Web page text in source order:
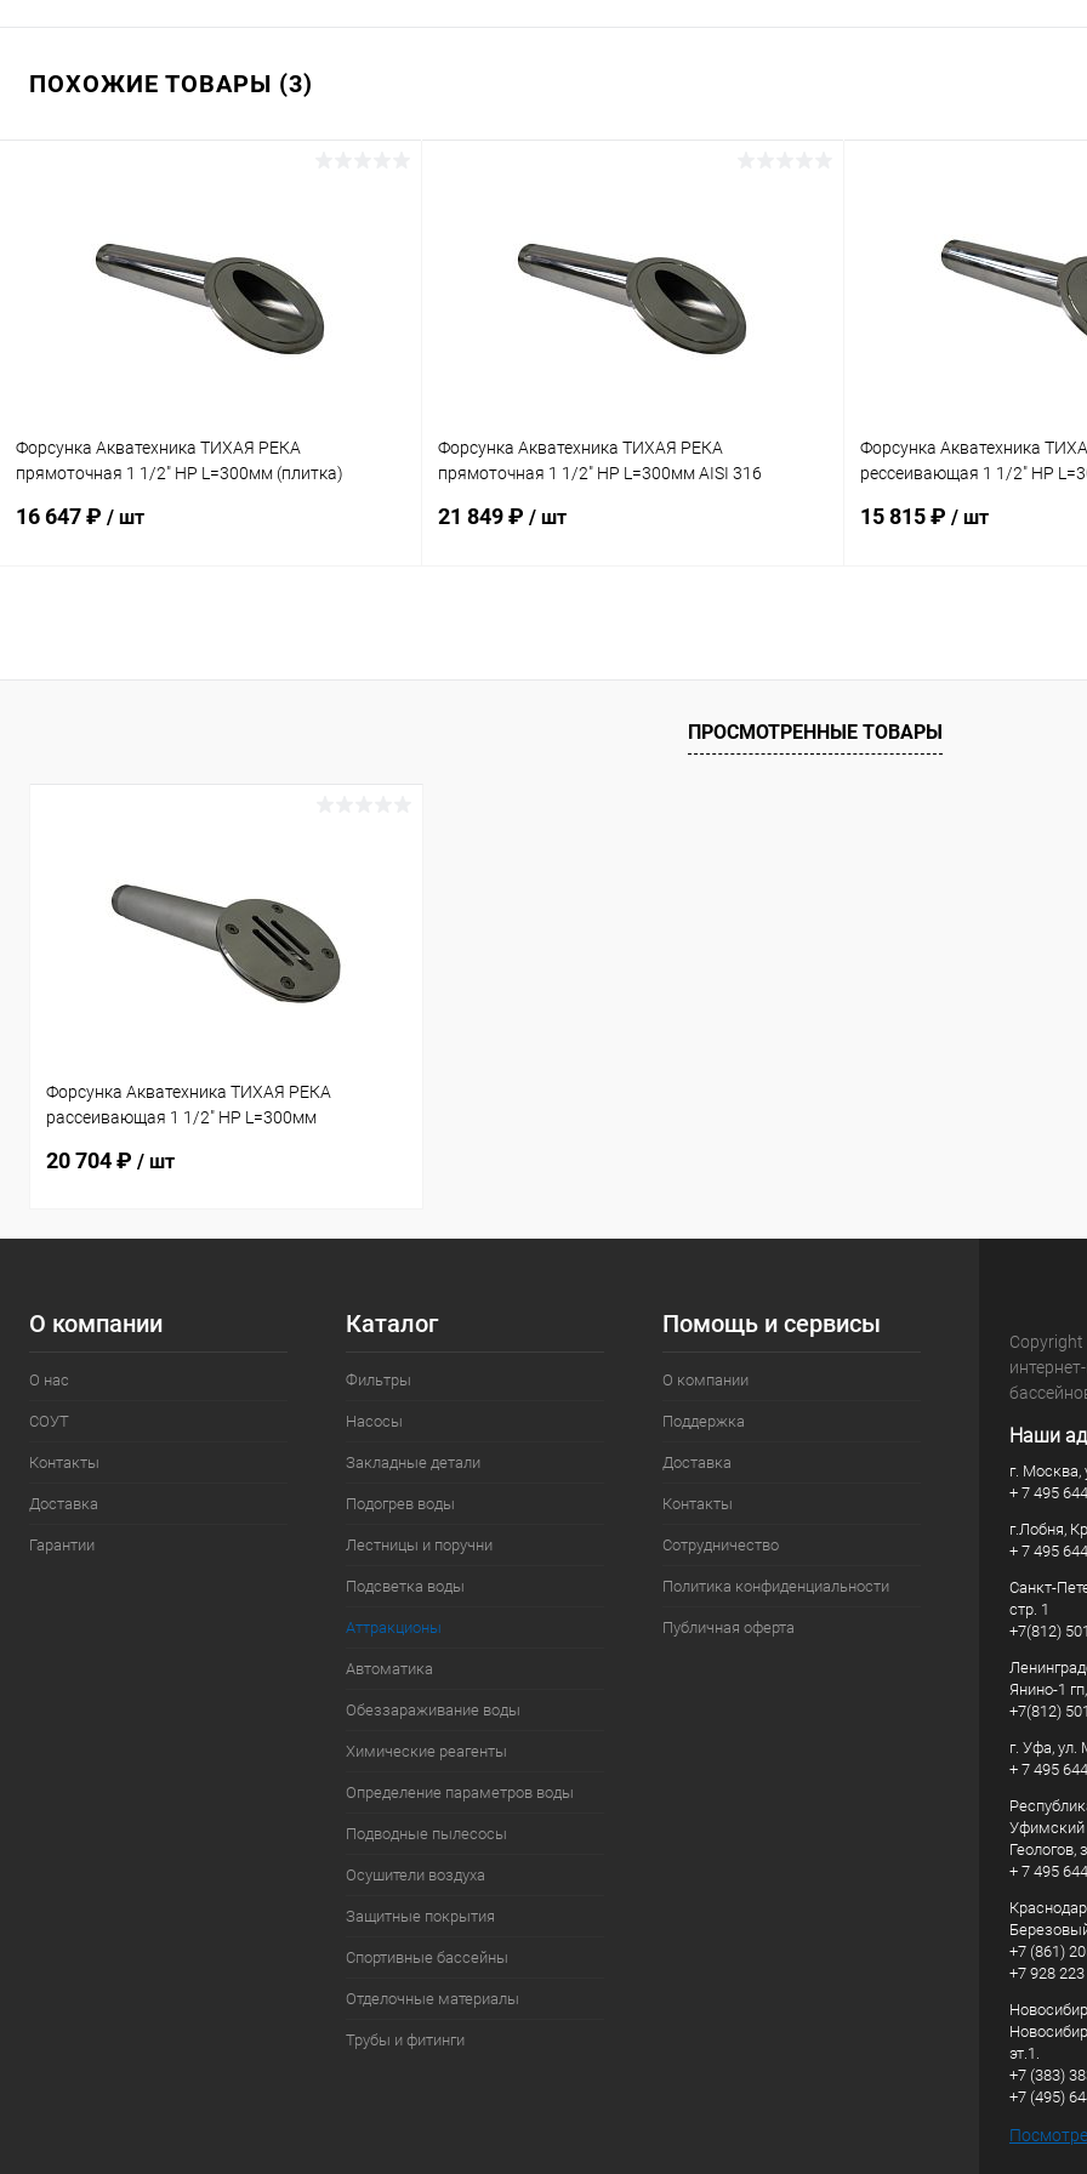
ПОХОЖИЕ ТОВАРЫ (3)
Форсунка Акватехника ТИХАЯ РЕКА
прямоточная 1 1/2" НР L=300мм (плитка)
16 647 ₽ / шт
В избранное
Форсунка Акватехника ТИХАЯ РЕКА
прямоточная 1 1/2" НР L=300мм AISI 316
21 849 ₽ / шт
В избранное
Под заказ
Форсунка Акватехника
рессеивающая 1 1/2" НР
15 815 ₽ / шт
В избранное
К сравнению
ПРОСМОТРЕННЫЕ ТОВАРЫ
Форсунка Акватехника ТИХАЯ РЕКА
рассеивающая 1 1/2" НР L=300мм
20 704 ₽ / шт
О компании
О нас
СОУТ
Контакты
Доставка
Гарантии
Каталог
Фильтры
Насосы
Закладные детали
Подогрев воды
Лестницы и поручни
Подсветка воды
Аттракционы
Автоматика
Обеззараживание воды
Химические реагенты
Определение параметров воды
Подводные пылесосы
Осушители воздуха
Защитные покрытия
Спортивные бассейны
Отделочные материалы
Трубы и фитинги
Помощь и сервисы
О компании
Поддержка
Доставка
Контакты
Сотрудничество
Политика конфиденциальности
Публичная оферта
Наши
г. Москва,
+ 7 495
г.Лобня,
+ 7 495
Санкт-
стр. 1
+7(812)
Янино-1
+7(812)
г. Уфа, ул.
+ 7 495
Уфимский
Геологов,
+ 7 495
+7 (861)
+7 928
эт.1.
+7 (383)
+7 (495)